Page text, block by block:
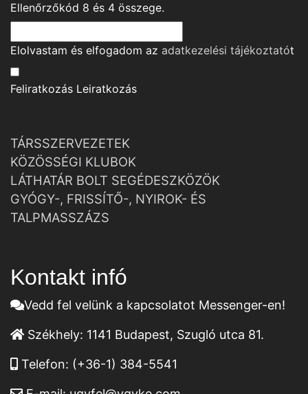
Ellenőrzőkód 8 és 4 összege.
Elolvastam és elfogadom az adatkezelési tájékoztatót
Feliratkozás Leiratkozás
TÁRSSZERVEZETEK
KÖZÖSSÉGI KLUBOK
LÁTHATÁR BOLT SEGÉDESZKÖZÖK
GYÓGY-, FRISSÍTŐ-, NYIROK- ÉS
TALPMASSZÁZS
Kontakt infó
Vedd fel velünk a kapcsolatot Messenger-en!
Székhely: 1141 Budapest, Szugló utca 81.
Telefon: (+36-1) 384-5541